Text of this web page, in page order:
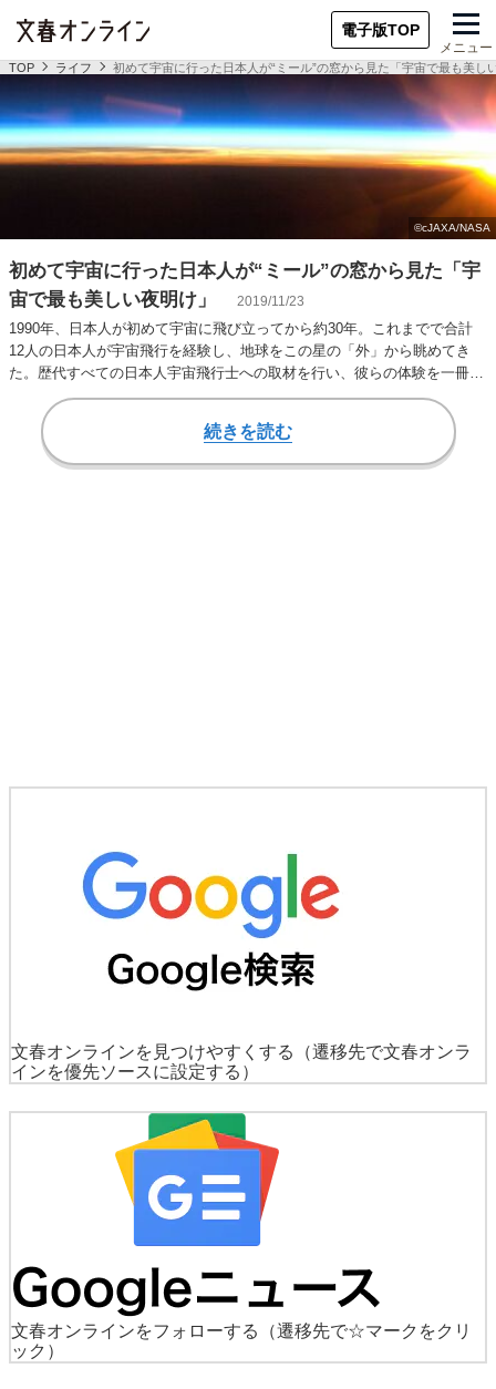
電子版TOP
メニュー
TOP ライフ 初めて宇宙に行った日本人が“ミール”の窓から見た「宇宙で最も美し
初めて宇宙に行った日本人が“ミール”の窓から見た「宇
宙で最も美しい夜明け」
2019/11/23
1990年、日本人が初めて宇宙に飛び立ってから約30年。これまでで合計
12人の日本人が宇宙飛行を経験し、地球をこの星の「外」から眺めてき
た。歴代すべての日本人宇宙飛行士への取材を行い、彼らの体験を一冊に
まとめた『宇…
続きを読む
文春オンラインを見つけやすくする
（遷移先で文春オンラ
インを優先ソースに設定する）
文春オンラインをフォローする
（遷移先で☆マークをクリ
ック）